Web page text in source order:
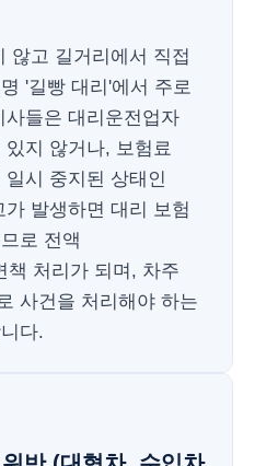
않고 길거리에서 직접
'길빵 대리'에서 주로
들은 대리운전업자
지 않거나, 보험료
시 중지된 상태인
발생하면 대리 보험
로 전액
책 처리가 되며, 차주
사건을 처리해야 하는
다.